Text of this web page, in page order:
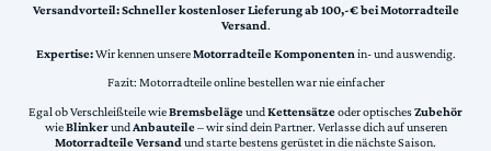
Versandvorteil:Schneller kostenloser Lieferung ab 100,-€ bei Motorradteile
Versand.
Expertise:Wir kennen unsereMotorradteile Komponentenin- und auswendig.
Fazit: Motorradteile online bestellen war nie einfacher
Egal ob Verschleißteile wieBremsbelägeundKettensätzeoder optischesZubehör
wieBlinkerundAnbauteile– wir sind dein Partner. Verlasse dich auf unseren
Motorradteile Versand und starte bestens gerüstet in die nächste Saison.